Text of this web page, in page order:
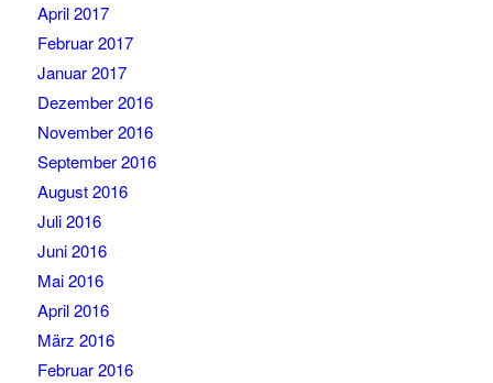
April 2017
Februar 2017
Januar 2017
Dezember 2016
November 2016
September 2016
August 2016
Juli 2016
Juni 2016
Mai 2016
April 2016
März 2016
Februar 2016